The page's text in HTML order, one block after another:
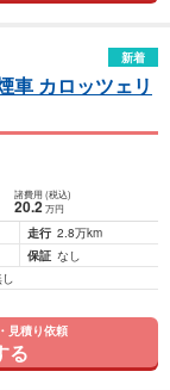
新着
車 カロッツェリ
諸費用 (税込)
20.2 万円
走行 2.8万km
保証 なし
見積り依頼
る